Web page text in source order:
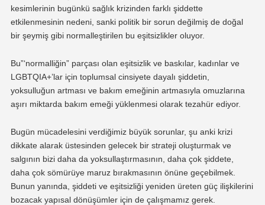
kesimlerinin bugünkü sağlık krizinden farklı şiddette
etkilenmesinin nedeni, sanki politik bir sorun değilmiş de doğal
bir şeymiş gibi normalleştirilen bu eşitsizlikler oluyor.
Bu”‘normalliğin” parçası olan eşitsizlik ve baskılar, kadınlar ve
LGBTQIA+’lar için toplumsal cinsiyete dayalı şiddetin,
yoksulluğun artması ve bakım emeğinin artmasıyla omuzlarına
aşırı miktarda bakım emeği yüklenmesi olarak tezahür ediyor.
Bugün mücadelesini verdiğimiz büyük sorunlar, şu anki krizi
dikkate alarak üstesinden gelecek bir strateji oluşturmak ve
salgının bizi daha da yoksullaştırmasının, daha çok şiddete,
daha çok sömürüye maruz bırakmasının önüne geçebilmek.
Bunun yanında, şiddeti ve eşitsizliği yeniden üreten güç ilişkilerini
bozacak yapısal dönüşümler için de çalışmamız gerek.